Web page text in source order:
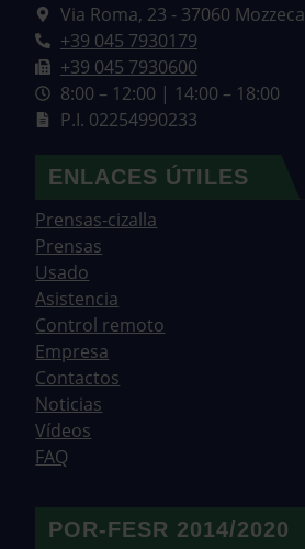
Via Roma, 23 - 37060
+39 045 7930179
+39 045 7930600
8:00 – 12:00 | 14:00 – 18:00
P.I. 02254990233
ENLACES ÚTILES
Prensas-cizalla
Prensas
Usado
Asistencia
Control remoto
Empresa
Contactos
Noticias
Vídeos
FAQ
POR-FESR 2014/2020